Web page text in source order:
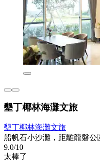
墾丁椰林海灘文旅
墾丁椰林海灘文旅
船帆石小沙灘，距離龍磐公
9.0/10
太棒了